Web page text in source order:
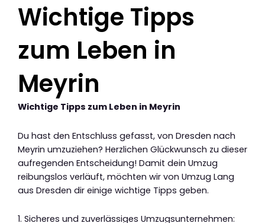
Wichtige Tipps
zum Leben in
Meyrin
Wichtige Tipps zum Leben in Meyrin
Du hast den Entschluss gefasst, von Dresden nach
Meyrin umzuziehen? Herzlichen Glückwunsch zu dieser
aufregenden Entscheidung! Damit dein Umzug
reibungslos verläuft, möchten wir von Umzug Lang
aus Dresden dir einige wichtige Tipps geben.
1. Sicheres und zuverlässiges Umzugsunternehmen: